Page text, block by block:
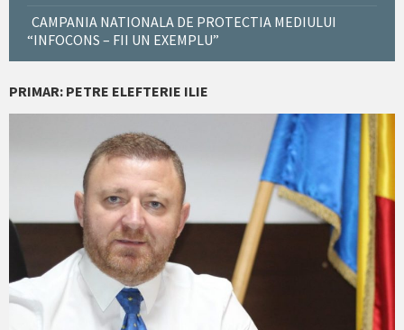
CAMPANIA NATIONALA DE PROTECTIA MEDIULUI
“INFOCONS – FII UN EXEMPLU”
PRIMAR: PETRE ELEFTERIE ILIE